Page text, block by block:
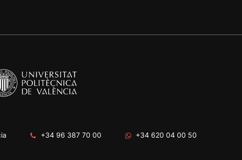
+34 96 387 70 00 +34 620 04 00 50